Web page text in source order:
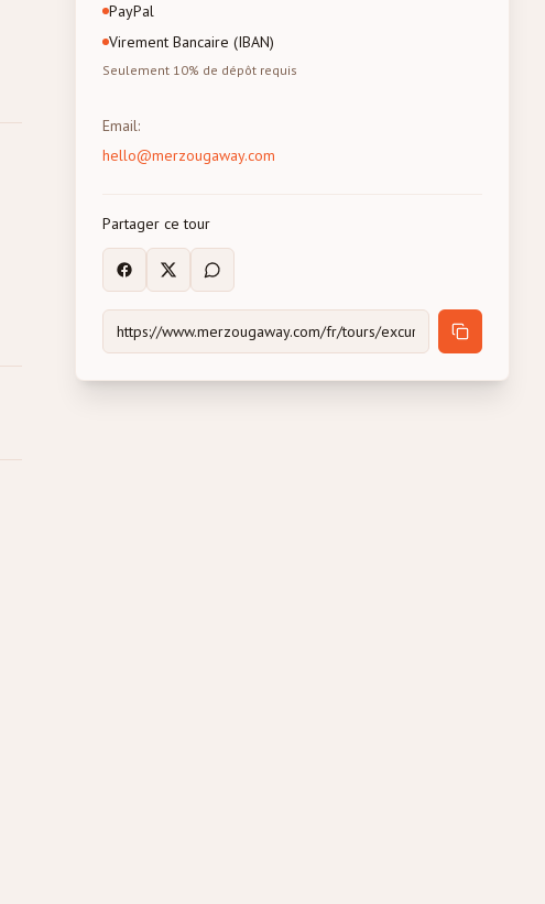
PayPal
Virement Bancaire (IBAN)
Seulement 10% de dépôt requis
Email:
hello@merzougaway.com
Partager ce tour